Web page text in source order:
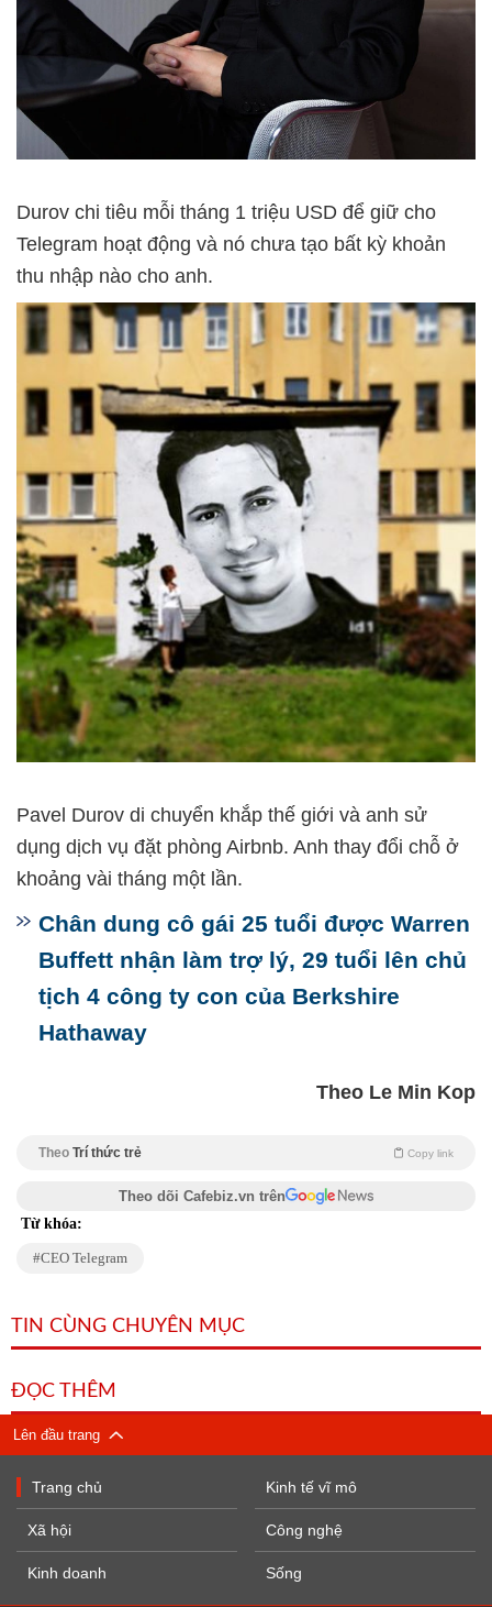
Durov chi tiêu mỗi tháng 1 triệu USD để giữ cho
Telegram hoạt động và nó chưa tạo bất kỳ khoản
thu nhập nào cho anh.
Pavel Durov di chuyển khắp thế giới và anh sử
dụng dịch vụ đặt phòng Airbnb. Anh thay đổi chỗ ở
khoảng vài tháng một lần.
Chân dung cô gái 25 tuổi được Warren
Buffett nhận làm trợ lý, 29 tuổi lên chủ
tịch 4 công ty con của Berkshire
Hathaway
Theo Le Min Kop
Theo Trí thức trẻ Copy link
Theo dõi Cafebiz.vn trên
Từ khóa:
CEO Telegram
TIN CÙNG CHUYÊN MỤC
ĐỌC THÊM
Lên đầu trang
Trang chủ
Xã hội
Kinh doanh
Kinh tế vĩ mô
Công nghệ
Sống